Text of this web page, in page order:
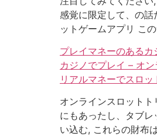
感覚に限定して、の
ットゲームアプリ こ
プレイマネーのあるカ
カジノでプレイ – オ
リアルマネーでスロ
オンラインスロット
にもあったし、タブ
い込む, これらの財布